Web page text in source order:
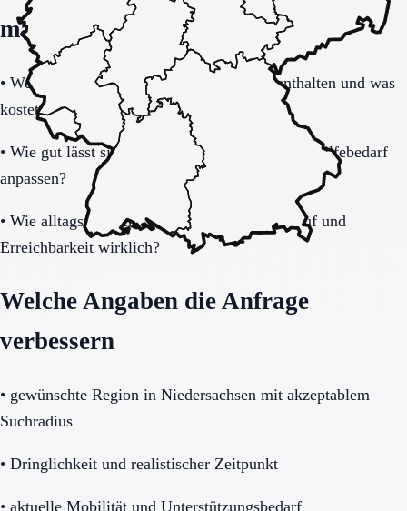
machen
• Welche Leistungen sind im Grundpaket enthalten und was
kostet zusätzlich?
• Wie gut lässt sich das Modell bei steigendem Hilfebedarf
anpassen?
• Wie alltagstauglich sind Barrierearmut, Notruf und
Erreichbarkeit wirklich?
Welche Angaben die Anfrage
verbessern
• gewünschte Region in Niedersachsen mit akzeptablem
Suchradius
• Dringlichkeit und realistischer Zeitpunkt
• aktuelle Mobilität und Unterstützungsbedarf